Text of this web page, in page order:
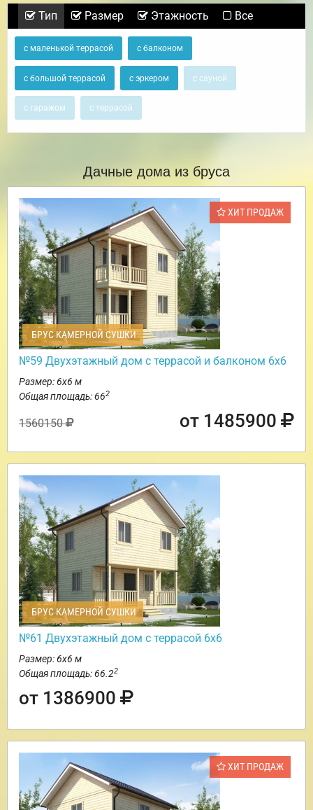
Тип Размер Этажность Все
с маленькой террасой с балконом
с большой террасой с эркером с сауной
с гаражом с террасой
Дачные дома из бруса
ХИТ ПРОДАЖ
БРУС КАМЕРНОЙ СУШКИ
№59 Двухэтажный дом с террасой и балконом 6х6
Размер: 6х6 м
Общая площадь: 662
1560150 от 1485900
БРУС КАМЕРНОЙ СУШКИ
№61 Двухэтажный дом с террасой 6х6
Размер: 6х6 м
Общая площадь: 66.22
от 1386900
ХИТ ПРОДАЖ